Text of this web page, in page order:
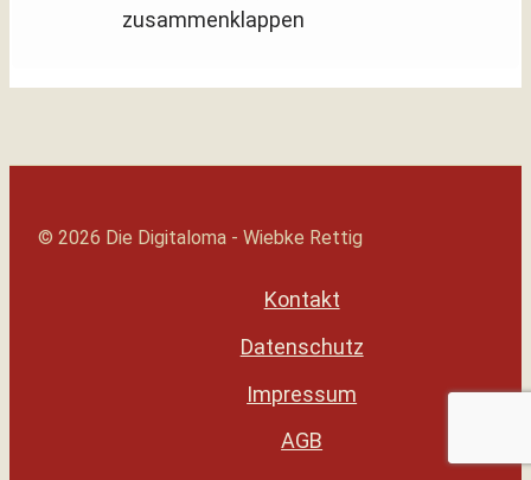
zusammenklappen
© 2026 Die Digitaloma - Wiebke Rettig
Kontakt
Datenschutz
Impressum
AGB